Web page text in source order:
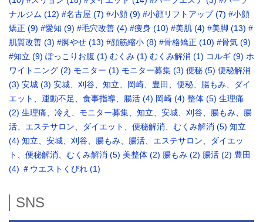
ナルジム (12) #名古屋 (7) #小顔 (9) #小顔リフトアップ(7) #小顔
矯正 (9) #愛知 (9) #毛穴改善 (4) #痩身 (10) #美肌 (4) #美脚 (13) #
肌質改善 (3) #脚やせ (13) #顔筋縮小 (8) #骨格矯正‬ (10) #骨気 (9)
‪#知立 (9) ぽっこりお腹 (1) むくみ (1) むくみ解消 (1) コルギ (9) ホ
ワイトニング (2) モニター (1) モニター募集 (3) 便秘 (5) 便秘解消
(3) 安城 (3) 安城、刈谷、知立、岡崎、豊田、便秘、腸もみ、ダイ
エット、運動不足、食事指導、腸活 (4) 岡崎 (4) 整体 (5) 生理痛
(2) 生理痛、冷え、モニター募集、知立、安城、刈谷、腸もみ、腸
活、エステサロン、ダイエット、便秘解消、むくみ解消 (5) 知立
(4) 知立、安城、刈谷、腸もみ、腸活、エステサロン、ダイエッ
ト、便秘解消、むくみ解消 (5) 美整体 (2) 腸もみ (2) 腸活 (2) 豊田
(4) ＃ウエストくびれ (1)
SNS